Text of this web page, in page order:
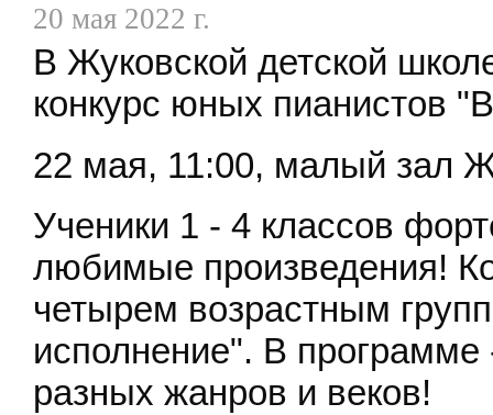
20 мая 2022 г.
В Жуковской детской
конкурс юных пианистов
22 мая, 11:00, малый
Ученики 1 - 4 классов
любимые произведения!
четырем возрастным
исполнение". В
разных жанров и веков!